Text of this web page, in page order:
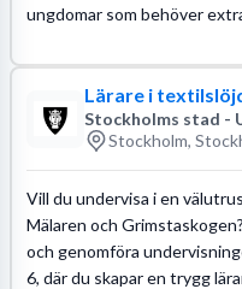
ungdomar som behöver
Lärare i
Stockholms stad -
Stockholm,
Vill du undervisa i en
Mälaren och
och genomföra
6, där du skapar en trygg